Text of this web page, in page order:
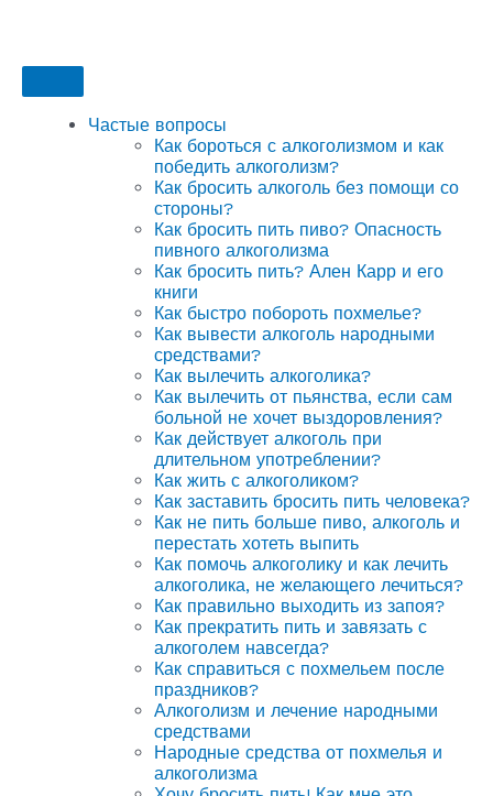
Частые вопросы
Как бороться с алкоголизмом и как
победить алкоголизм?
Как бросить алкоголь без помощи со
стороны?
Как бросить пить пиво? Опасность
пивного алкоголизма
Как бросить пить? Ален Карр и его
книги
Как быстро побороть похмелье?
Как вывести алкоголь народными
средствами?
Как вылечить алкоголика?
Как вылечить от пьянства, если сам
больной не хочет выздоровления?
Как действует алкоголь при
длительном употреблении?
Как жить с алкоголиком?
Как заставить бросить пить человека?
Как не пить больше пиво, алкоголь и
перестать хотеть выпить
Как помочь алкоголику и как лечить
алкоголика, не желающего лечиться?
Как правильно выходить из запоя?
Как прекратить пить и завязать с
алкоголем навсегда?
Как справиться с похмельем после
праздников?
Алкоголизм и лечение народными
средствами
Народные средства от похмелья и
алкоголизма